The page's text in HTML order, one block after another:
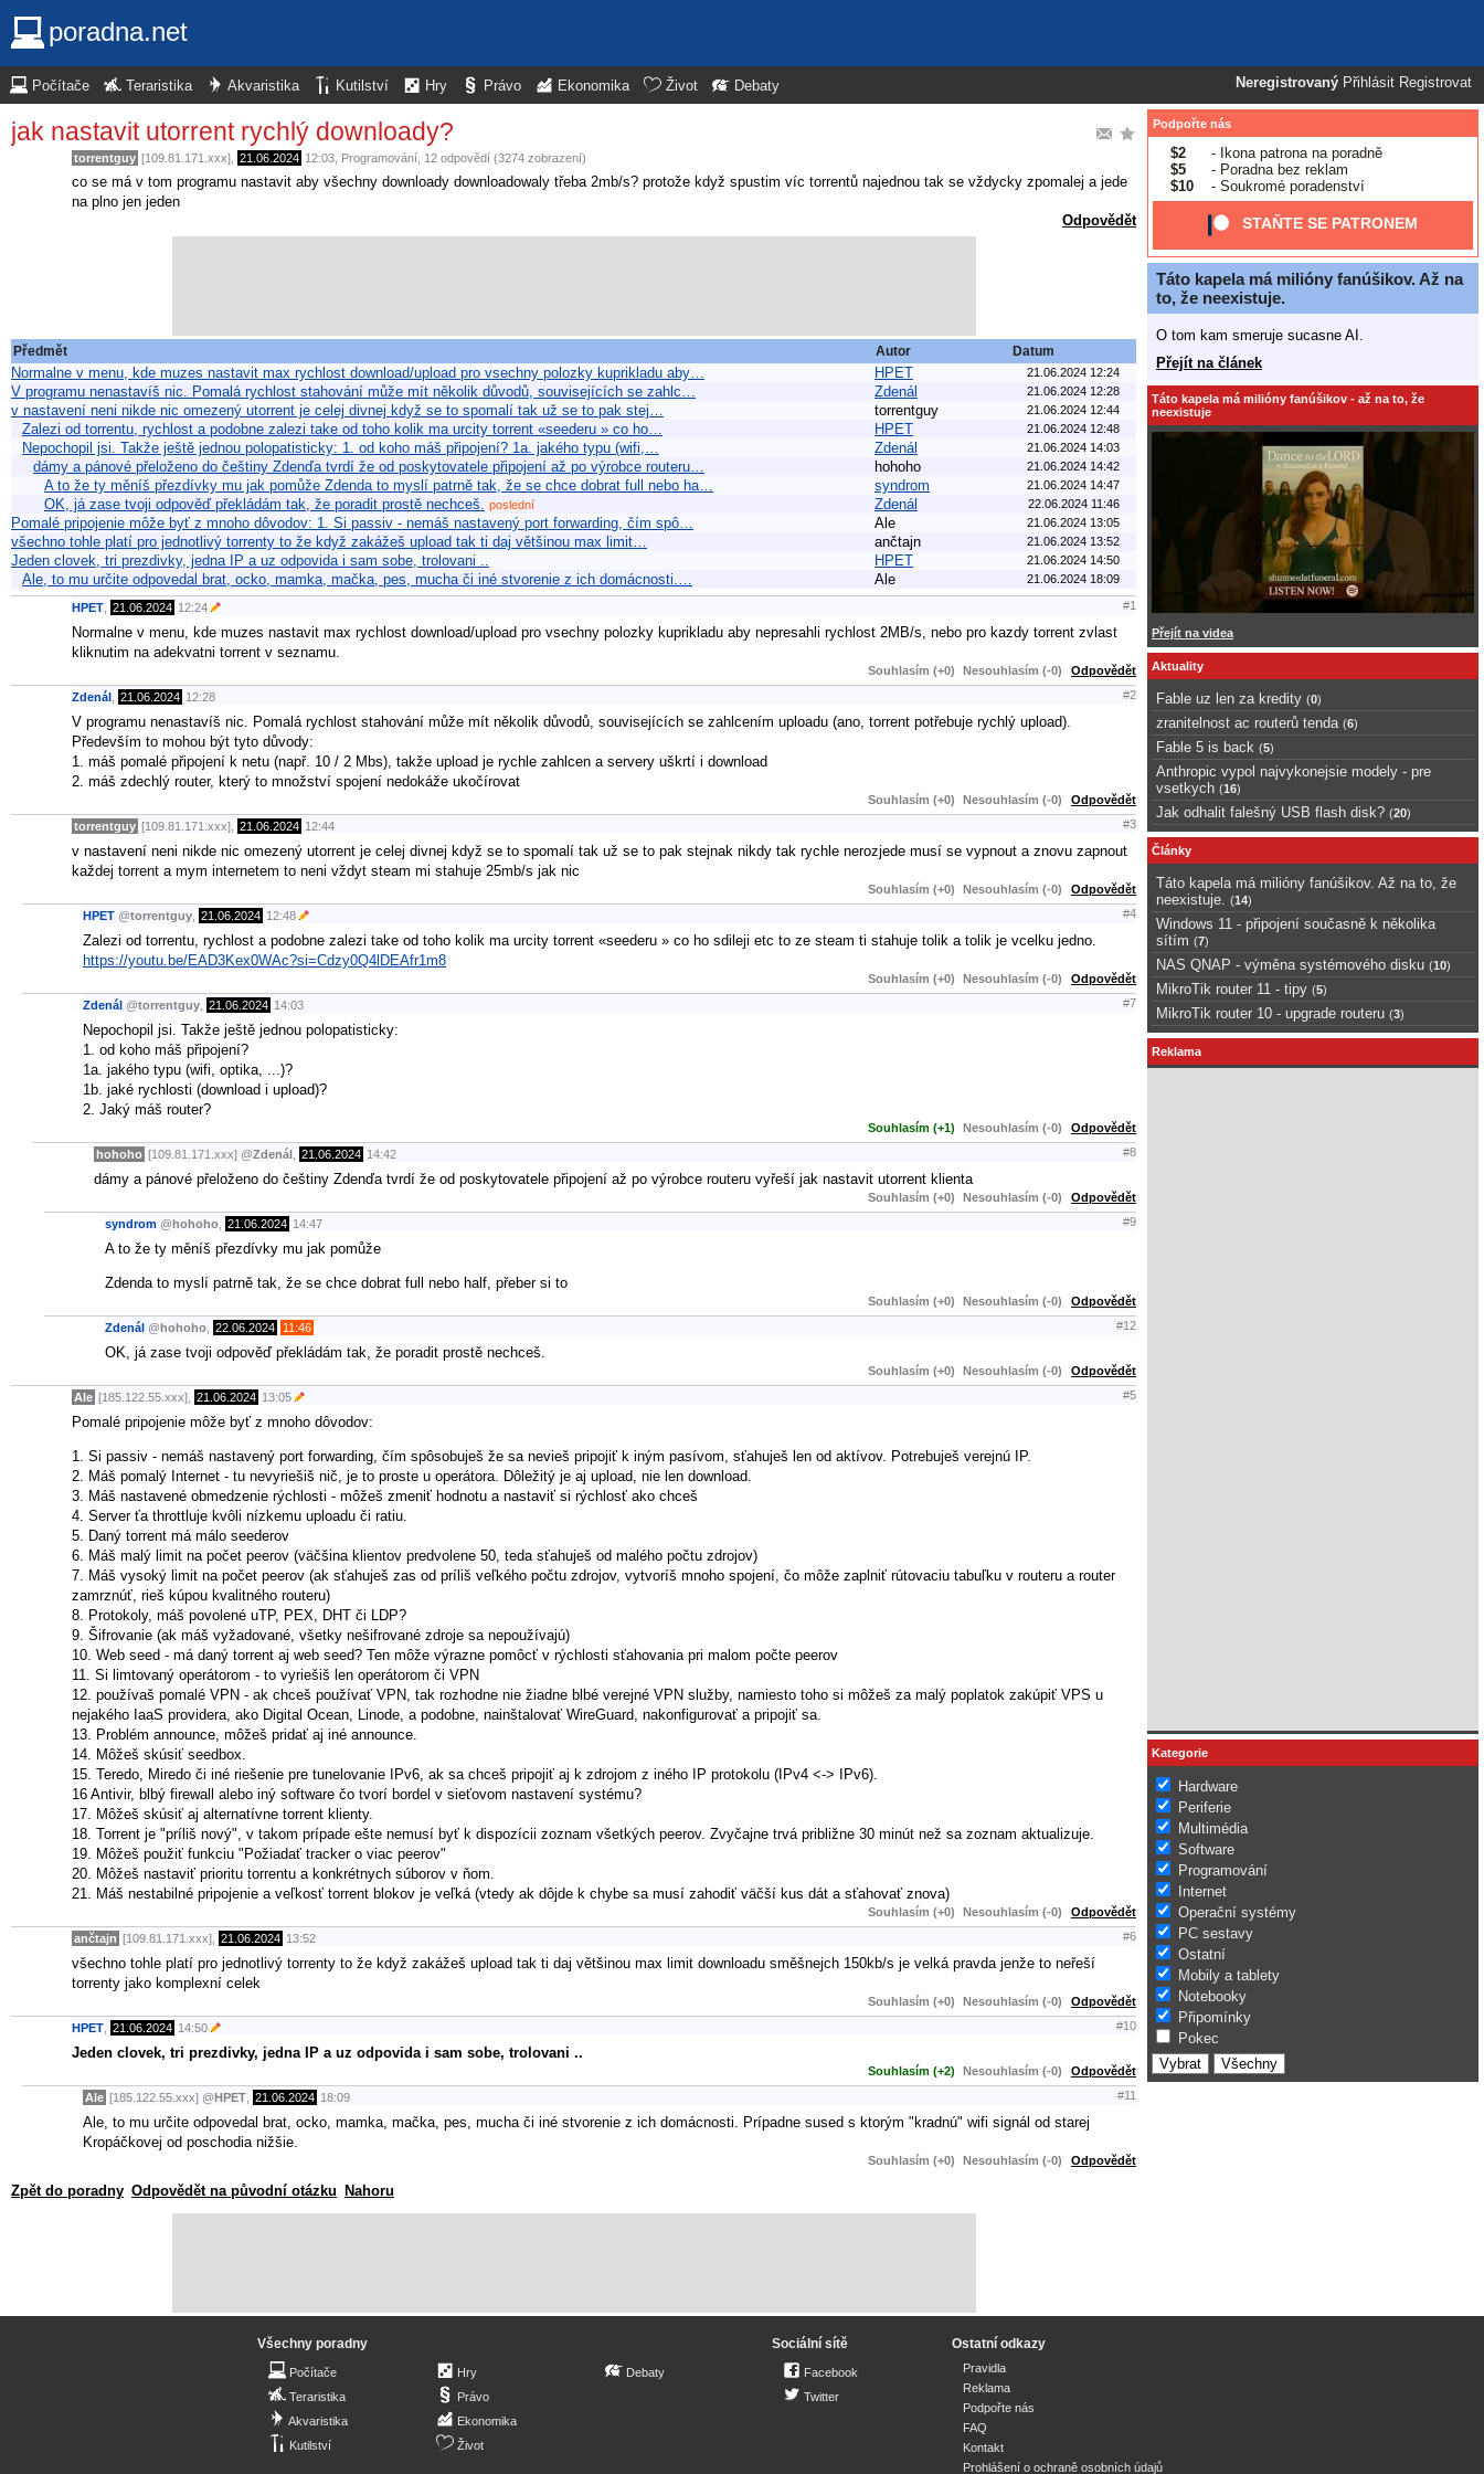
poradna.net
Neregistrovaný Přihlásit Registrovat
Počítače Teraristika Akvaristika Kutilství Hry Právo Ekonomika Život Debaty
jak nastavit utorrent rychlý downloady?
torrentguy [109.81.171.xxx], 21.06.2024 12:03 Programování , 12 odpovědí (3274 zobrazení)
co se má v tom programu nastavit aby všechny downloady downloadowaly třeba 2mb/s? protože když spustim víc torrentů najednou tak se vždycky zpomalej a jede
na plno jen jeden
Odpovědět
Předmět Autor Datum
Normalne v menu, kde muzes nastavit max rychlost download/upload pro vsechny polozky kuprikladu aby… HPET 21.06.2024 12:24
V programu nenastavíš nic. Pomalá rychlost stahování může mít několik důvodů, souvisejících se zahlc… Zdenál 21.06.2024 12:28
v nastavení neni nikde nic omezený utorrent je celej divnej když se to spomalí tak už se to pak stej… torrentguy 21.06.2024 12:44
Zalezi od torrentu, rychlost a podobne zalezi take od toho kolik ma urcity torrent «seederu » co ho… HPET 21.06.2024 12:48
Nepochopil jsi. Takže ještě jednou polopatisticky: 1. od koho máš připojení? 1a. jakého typu (wifi,… Zdenál 21.06.2024 14:03
dámy a pánové přeloženo do češtiny Zdenďa tvrdí že od poskytovatele připojení až po výrobce routeru… hohoho 21.06.2024 14:42
A to že ty měníš přezdívky mu jak pomůže Zdenda to myslí patrně tak, že se chce dobrat full nebo ha… syndrom 21.06.2024 14:47
OK, já zase tvoji odpověď překládám tak, že poradit prostě nechceš. poslední Zdenál 22.06.2024 11:46
Pomalé pripojenie môže byť z mnoho dôvodov: 1. Si passiv - nemáš nastavený port forwarding, čím spô… Ale 21.06.2024 13:05
všechno tohle platí pro jednotlivý torrenty to že když zakážeš upload tak ti daj většinou max limit… ančtajn 21.06.2024 13:52
Jeden clovek, tri prezdivky, jedna IP a uz odpovida i sam sobe, trolovani .. HPET 21.06.2024 14:50
Ale, to mu určite odpovedal brat, ocko, mamka, mačka, pes, mucha či iné stvorenie z ich domácnosti.… Ale 21.06.2024 18:09
HPET 21.06.2024 12:24 #1
Normalne v menu, kde muzes nastavit max rychlost download/upload pro vsechny polozky kuprikladu aby nepresahli rychlost 2MB/s, nebo pro kazdy torrent zvlast
kliknutim na adekvatni torrent v seznamu.
Souhlasím (+0) Nesouhlasím (-0) Odpovědět
Zdenál 21.06.2024 12:28 #2
V programu nenastavíš nic. Pomalá rychlost stahování může mít několik důvodů, souvisejících se zahlcením uploadu (ano, torrent potřebuje rychlý upload).
Především to mohou být tyto důvody:
1. máš pomalé připojení k netu (např. 10 / 2 Mbs), takže upload je rychle zahlcen a servery uškrtí i download
2. máš zdechlý router, který to množství spojení nedokáže ukočírovat
Souhlasím (+0) Nesouhlasím (-0) Odpovědět
torrentguy [109.81.171.xxx], 21.06.2024 12:44 #3
v nastavení neni nikde nic omezený utorrent je celej divnej když se to spomalí tak už se to pak stejnak nikdy tak rychle nerozjede musí se vypnout a znovu zapnout
každej torrent a mym internetem to neni vždyt steam mi stahuje 25mb/s jak nic
Souhlasím (+0) Nesouhlasím (-0) Odpovědět
HPET @torrentguy 21.06.2024 12:48 #4
Zalezi od torrentu, rychlost a podobne zalezi take od toho kolik ma urcity torrent «seederu » co ho sdileji etc to ze steam ti stahuje tolik a tolik je vcelku jedno.
https://youtu.be/EAD3Kex0WAc?si=Cdzy0Q4lDEAfr1m8
Souhlasím (+0) Nesouhlasím (-0) Odpovědět
Zdenál @torrentguy 21.06.2024 14:03 #7
Nepochopil jsi. Takže ještě jednou polopatisticky:
1. od koho máš připojení?
1a. jakého typu (wifi, optika, ...)?
1b. jaké rychlosti (download i upload)?
2. Jaký máš router?
Souhlasím (+1) Nesouhlasím (-0) Odpovědět
hohoho [109.81.171.xxx] @Zdenál 21.06.2024 14:42 #8
dámy a pánové přeloženo do češtiny Zdenďa tvrdí že od poskytovatele připojení až po výrobce routeru vyřeší jak nastavit utorrent klienta
Souhlasím (+0) Nesouhlasím (-0) Odpovědět
syndrom @hohoho 21.06.2024 14:47 #9
A to že ty měníš přezdívky mu jak pomůže
Zdenda to myslí patrně tak, že se chce dobrat full nebo half, přeber si to
Souhlasím (+0) Nesouhlasím (-0) Odpovědět
Zdenál @hohoho 22.06.2024 11:46 #12
OK, já zase tvoji odpověď překládám tak, že poradit prostě nechceš.
Souhlasím (+0) Nesouhlasím (-0) Odpovědět
Ale [185.122.55.xxx], 21.06.2024 13:05 #5
Pomalé pripojenie môže byť z mnoho dôvodov:
1. Si passiv - nemáš nastavený port forwarding, čím spôsobuješ že sa nevieš pripojiť k iným pasívom, sťahuješ len od aktívov. Potrebuješ verejnú IP.
2. Máš pomalý Internet - tu nevyriešiš nič, je to proste u operátora. Dôležitý je aj upload, nie len download.
3. Máš nastavené obmedzenie rýchlosti - môžeš zmeniť hodnotu a nastaviť si rýchlosť ako chceš
4. Server ťa throttluje kvôli nízkemu uploadu či ratiu.
5. Daný torrent má málo seederov
6. Máš malý limit na počet peerov (väčšina klientov predvolene 50, teda sťahuješ od malého počtu zdrojov)
7. Máš vysoký limit na počet peerov (ak sťahuješ zas od príliš veľkého počtu zdrojov, vytvoríš mnoho spojení, čo môže zaplniť rútovaciu tabuľku v routeru a router
zamrznúť, rieš kúpou kvalitného routeru)
8. Protokoly, máš povolené uTP, PEX, DHT či LDP?
9. Šifrovanie (ak máš vyžadované, všetky nešifrované zdroje sa nepoužívajú)
10. Web seed - má daný torrent aj web seed? Ten môže výrazne pomôcť v rýchlosti sťahovania pri malom počte peerov
11. Si limtovaný operátorom - to vyriešiš len operátorom či VPN
12. používaš pomalé VPN - ak chceš používať VPN, tak rozhodne nie žiadne blbé verejné VPN služby, namiesto toho si môžeš za malý poplatok zakúpiť VPS u
nejakého IaaS providera, ako Digital Ocean, Linode, a podobne, nainštalovať WireGuard, nakonfigurovať a pripojiť sa.
13. Problém announce, môžeš pridať aj iné announce.
14. Môžeš skúsiť seedbox.
15. Teredo, Miredo či iné riešenie pre tunelovanie IPv6, ak sa chceš pripojiť aj k zdrojom z iného IP protokolu (IPv4 <-> IPv6).
16 Antivir, blbý firewall alebo iný software čo tvorí bordel v sieťovom nastavení systému?
17. Môžeš skúsiť aj alternatívne torrent klienty.
18. Torrent je "príliš nový", v takom prípade ešte nemusí byť k dispozícii zoznam všetkých peerov. Zvyčajne trvá približne 30 minút než sa zoznam aktualizuje.
19. Môžeš použiť funkciu "Požiadať tracker o viac peerov"
20. Môžeš nastaviť prioritu torrentu a konkrétnych súborov v ňom.
21. Máš nestabilné pripojenie a veľkosť torrent blokov je veľká (vtedy ak dôjde k chybe sa musí zahodiť väčší kus dát a sťahovať znova)
Souhlasím (+0) Nesouhlasím (-0) Odpovědět
ančtajn [109.81.171.xxx], 21.06.2024 13:52 #6
všechno tohle platí pro jednotlivý torrenty to že když zakážeš upload tak ti daj většinou max limit downloadu směšnejch 150kb/s je velká pravda jenže to neřeší
torrenty jako komplexní celek
Souhlasím (+0) Nesouhlasím (-0) Odpovědět
HPET 21.06.2024 14:50 #10
Jeden clovek, tri prezdivky, jedna IP a uz odpovida i sam sobe, trolovani ..
Souhlasím (+2) Nesouhlasím (-0) Odpovědět
Ale [185.122.55.xxx] @HPET 21.06.2024 18:09 #11
Ale, to mu určite odpovedal brat, ocko, mamka, mačka, pes, mucha či iné stvorenie z ich domácnosti. Prípadne sused s ktorým "kradnú" wifi signál od starej
Kropáčkovej od poschodia nižšie.
Souhlasím (+0) Nesouhlasím (-0) Odpovědět
Zpět do poradny Odpovědět na původní otázku Nahoru
Podpořte nás
$2
- Ikona patrona na poradně
$5
- Poradna bez reklam
$10
- Soukromé poradenství
STAŇTE SE PATRONEM
Táto kapela má milióny fanúšikov. Až na
to, že neexistuje.
O tom kam smeruje sucasne AI.
Přejít na článek
Táto kapela má milióny fanúšikov - až na to, že
neexistuje
Přejít na videa
Aktuality
Fable uz len za kredity (0)
zranitelnost ac routerů tenda (6)
Fable 5 is back (5)
Anthropic vypol najvykonejsie modely - pre
vsetkych (16)
Jak odhalit falešný USB flash disk? (20)
Články
Táto kapela má milióny fanúšikov. Až na to, že
neexistuje.
(14)
Windows 11 - připojení současně k několika
sítím (7)
NAS QNAP - výměna systémového disku (10)
MikroTik router 11 - tipy (5)
MikroTik router 10 - upgrade routeru (3)
Reklama
Kategorie
Hardware
Periferie
Multimédia
Software
Programování
Internet
Operační systémy
PC sestavy
Ostatní
Mobily a tablety
Notebooky
Připomínky
Pokec
Všechny poradny
Počítače
Teraristika
Akvaristika
Kutilství
Hry
Právo
Ekonomika
Život
Debaty
Sociální sítě
Facebook
Twitter
Ostatní odkazy
Pravidla
Reklama
Podpořte nás
FAQ
Kontakt
Prohlášení o ochraně osobních údajů